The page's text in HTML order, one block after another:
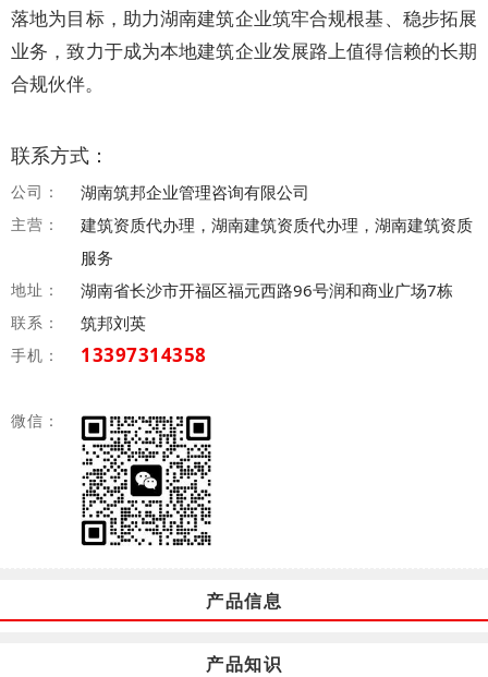
落地为目标，助力湖南建筑企业筑牢合规根基、稳步拓展
业务，致力于成为本地建筑企业发展路上值得信赖的长期
合规伙伴。
联系方式：
公司： 湖南筑邦企业管理咨询有限公司
主营：
建筑资质代办理，湖南建筑资质代办理，湖南建筑资质
服务
地址： 湖南省长沙市开福区福元西路96号润和商业广场7栋
联系： 筑邦刘英
手机： 13397314358
微信：
产品信息
产品知识